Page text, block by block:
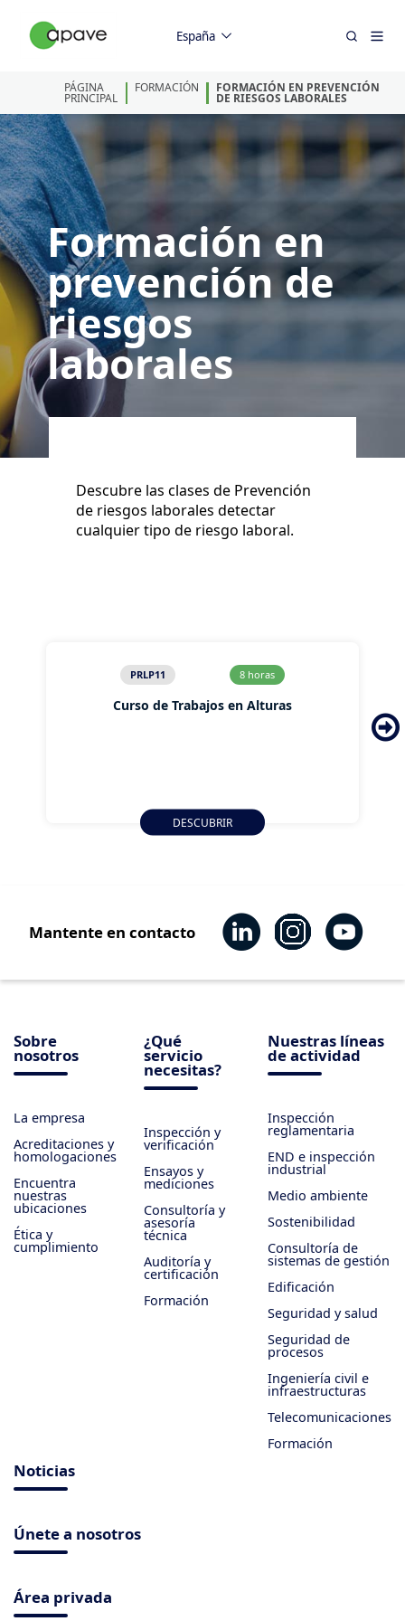
España
PÁGINA
PRINCIPAL
FORMACIÓN FORMACIÓN EN PREVENCIÓN
DE RIESGOS LABORALES
Formación en
prevención de
riesgos
laborales
Descubre las clases de Prevención
de riesgos laborales detectar
cualquier tipo de riesgo laboral.
PRLP11 8 horas
Curso de Trabajos en Alturas
DESCUBRIR
Mantente en contacto
Sobre
nosotros
La empresa
Acreditaciones y
homologaciones
Encuentra
nuestras
ubicaciones
Ética y
cumplimiento
¿Qué
servicio
necesitas?
Inspección y
verificación
Ensayos y
mediciones
Consultoría y
asesoría
técnica
Auditoría y
certificación
Formación
Nuestras líneas
de actividad
Inspección
reglamentaria
END e inspección
industrial
Medio ambiente
Sostenibilidad
Consultoría de
sistemas de gestión
Edificación
Seguridad y salud
Seguridad de
procesos
Ingeniería civil e
infraestructuras
Telecomunicaciones
Formación
Noticias
Únete a nosotros
Área privada